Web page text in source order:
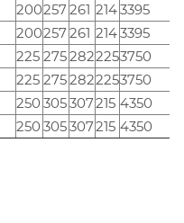
200257261 2143395
200257261 2143395
225 2752822253750
225 2752822253750
250305307215 4350
250305307215 4350